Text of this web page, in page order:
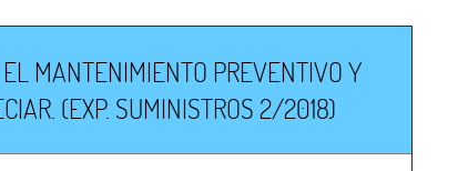
MANTENIMIENTO PREVENTIVO Y
(EXP. SUMINISTROS 2/2018)